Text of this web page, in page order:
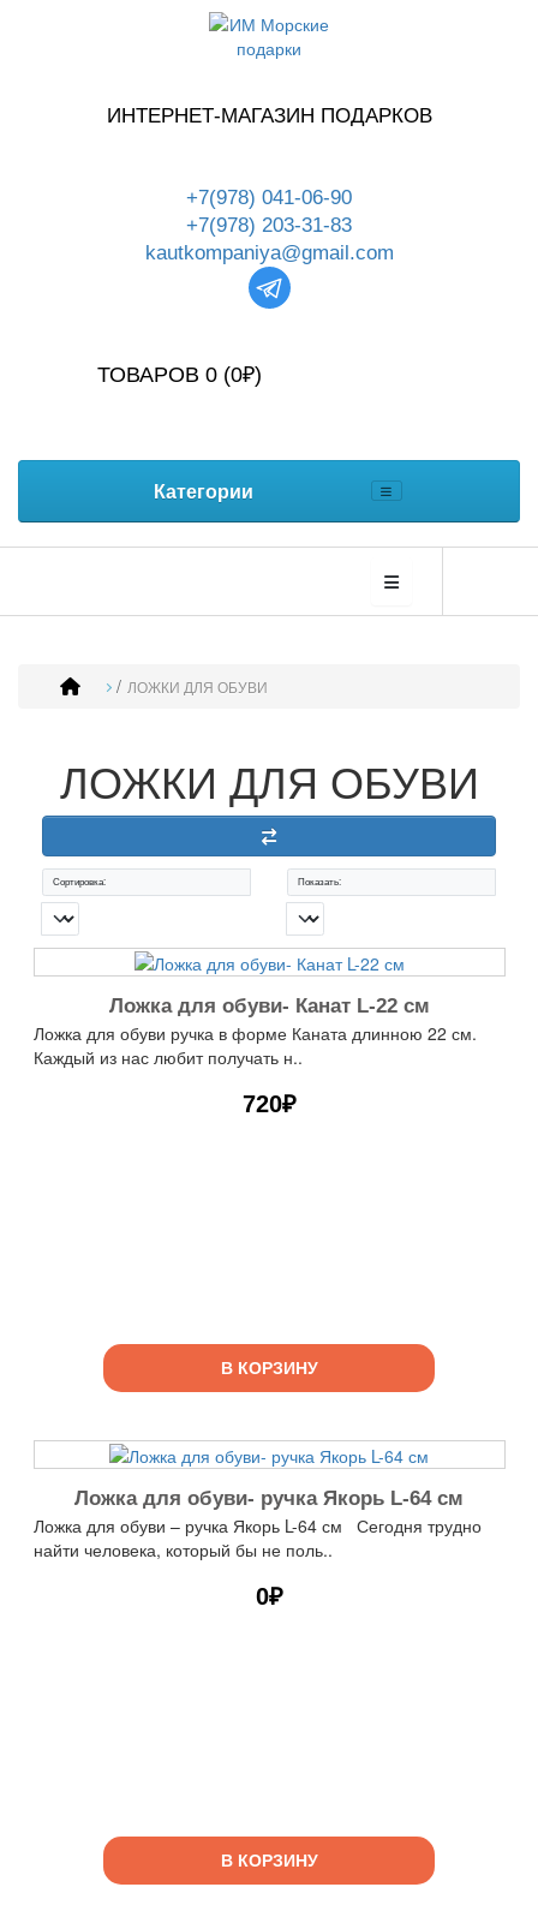
ИНТЕРНЕТ-МАГАЗИН ПОДАРКОВ
+7(978) 041-06-90
+7(978) 203-31-83
kautkompaniya@gmail.com
ТОВАРОВ 0 (0₽)
Категории
ЛОЖКИ ДЛЯ ОБУВИ
ЛОЖКИ ДЛЯ ОБУВИ
Сортировка: Показать:
Ложка для обуви- Канат L-22 см
Ложка для обуви ручка в форме Каната длинною 22 см.
Каждый из нас любит получать н..
720₽
В КОРЗИНУ
Ложка для обуви- ручка Якорь L-64 см
Ложка для обуви – ручка Якорь L-64 см Сегодня трудно
найти человека, который бы не поль..
0₽
В КОРЗИНУ